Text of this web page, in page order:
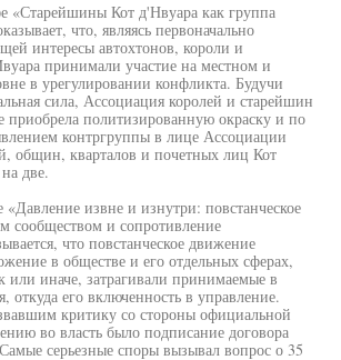
«Старейшины Кот д'Нвуара как группа
что, являясь первоначально
интересы автохтонов, короли и
принимали участие на местном и
в урегулировании конфликта. Будучи
сила, Ассоциация королей и старейшин
приобрела политизированную окраску и по
контргруппы в лице Ассоциации
общин, кварталов и почетных лиц Кот
две.
«Давление извне и изнутри: повстанческое
сообществом и сопротивление
что повстанческое движение
в обществе и его отдельных сферах,
или иначе, затрагивали принимаемые в
откуда его включенность в управление.
критику со стороны официальной
во власть было подписание договора
серьезные споры вызывал вопрос о 35